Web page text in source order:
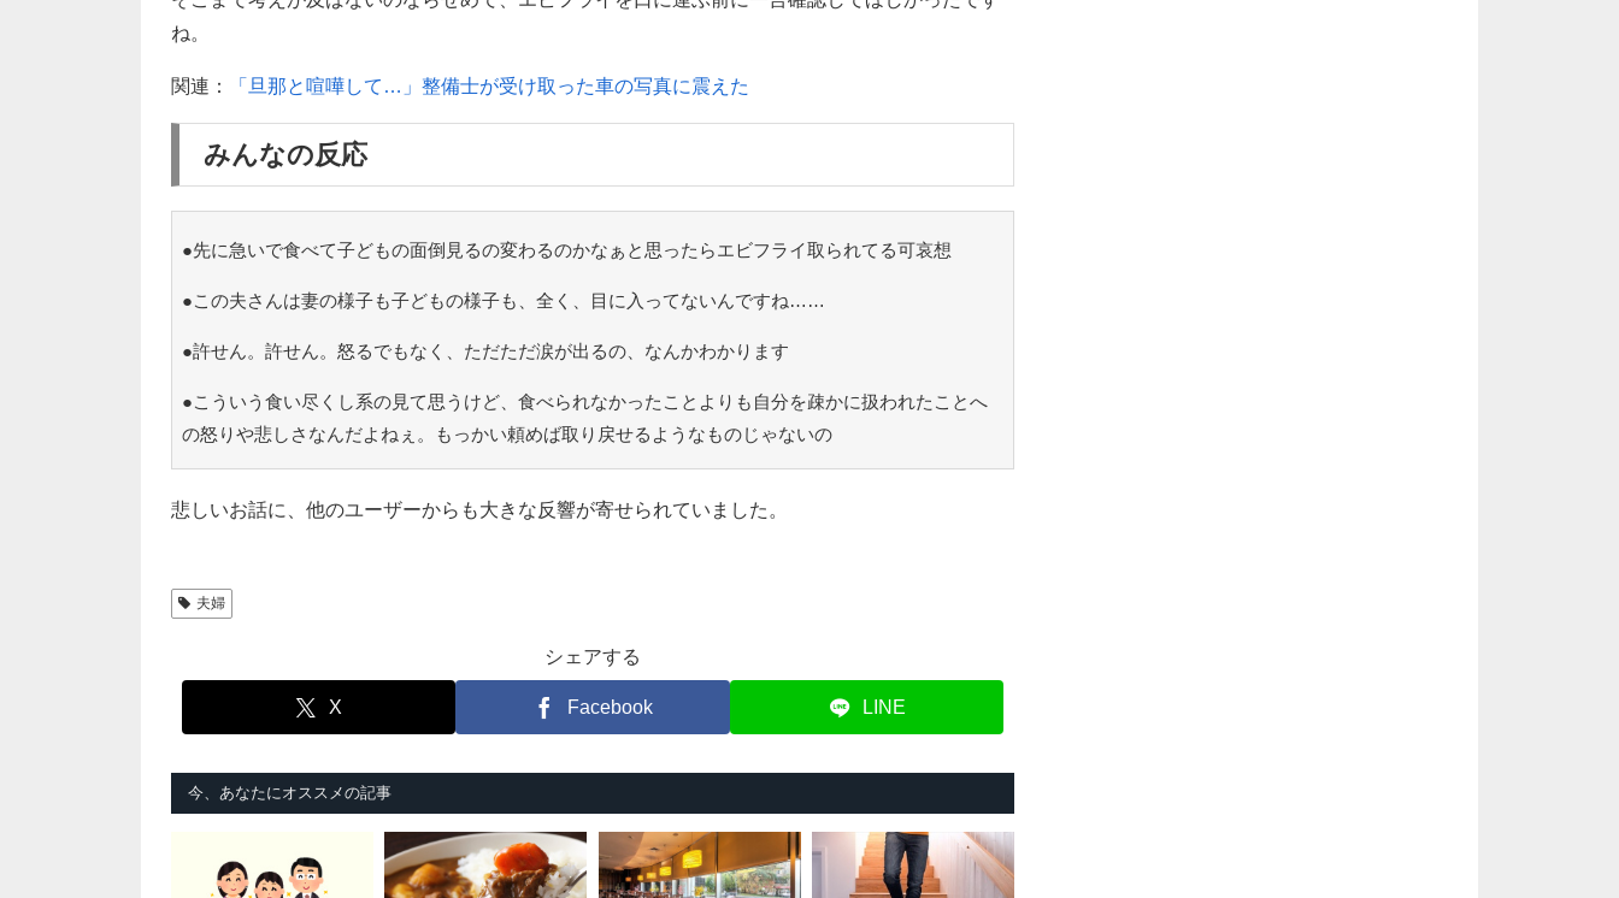
ね。
関連： 「旦那と喧嘩して…」整備士が受け取った車の写真に震えた
みんなの反応
●先に急いで食べて子どもの面倒見るの変わるのかなぁと思ったらエビフライ取られてる可哀想
●この夫さんは妻の様子も子どもの様子も、全く、目に入ってないんですね……
●許せん。許せん。怒るでもなく、ただただ涙が出るの、なんかわかります
●こういう食い尽くし系の見て思うけど、食べられなかったことよりも自分を疎かに扱われたことへ
の怒りや悲しさなんだよねぇ。もっかい頼めば取り戻せるようなものじゃないの
悲しいお話に、他のユーザーからも大きな反響が寄せられていました。
夫婦
シェアする
X Facebook LINE
今、あなたにオススメの記事